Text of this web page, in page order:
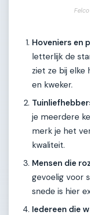
Hoveniers en
letterlijk de
ziet ze bij elke
en kweker.
je meerdere
merk je het
kwaliteit.
Mensen die
gevoelig voor
snede is hier
Iedereen die